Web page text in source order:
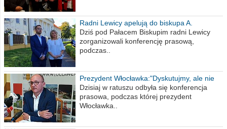
Radni Lewicy apelują do biskupa A.
Wiesława Meringa
Dziś pod Pałacem Biskupim radni Lewicy
zorganizowali konferencję prasową,
podczas..
Prezydent Włocławka:"Dyskutujmy, ale nie
obrażajmy się”
Dzisiaj w ratuszu odbyła się konferencja
prasowa, podczas której prezydent
Włocławka..